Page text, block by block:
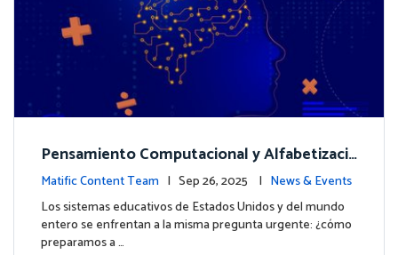
Pensamiento Computacional y Alfabetizaci
ón en Datos: Por qué las Matemáticas debe
n liderar el camino
Matific Content Team | Sep 26, 2025 | News & Events
Los sistemas educativos de Estados Unidos y del mundo
entero se enfrentan a la misma pregunta urgente: ¿cómo
preparamos a …